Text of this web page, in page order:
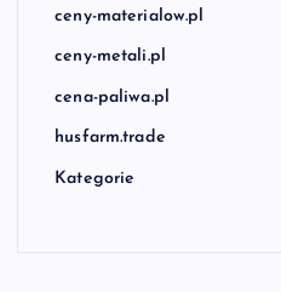
ceny-materialow.pl
ceny-metali.pl
cena-paliwa.pl
husfarm.trade
Kategorie